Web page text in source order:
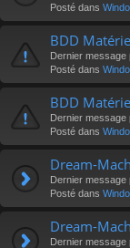
Posté dans
BDD
Dernier message
Posté dans
BDD
Dernier message
Posté dans
Dream-
Dernier message
Posté dans
Dream-
Dernier message